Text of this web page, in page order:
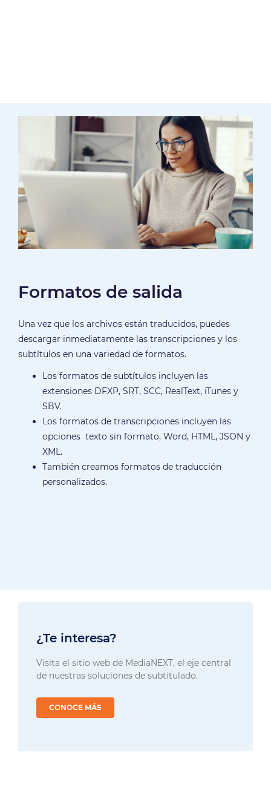
Formatos de salida
Una vez que los archivos están traducidos, puedes
descargar inmediatamente las transcripciones y los
subtítulos en una variedad de formatos.
Los formatos de subtítulos incluyen las
extensiones DFXP, SRT, SCC, RealText, iTunes y
SBV.
Los formatos de transcripciones incluyen las
opciones texto sin formato, Word, HTML, JSON y
XML.
También creamos formatos de traducción
personalizados.
¿Te interesa?
Visita el sitio web de MediaNEXT, el eje central
de nuestras soluciones de subtitulado.
CONOCE MÁS